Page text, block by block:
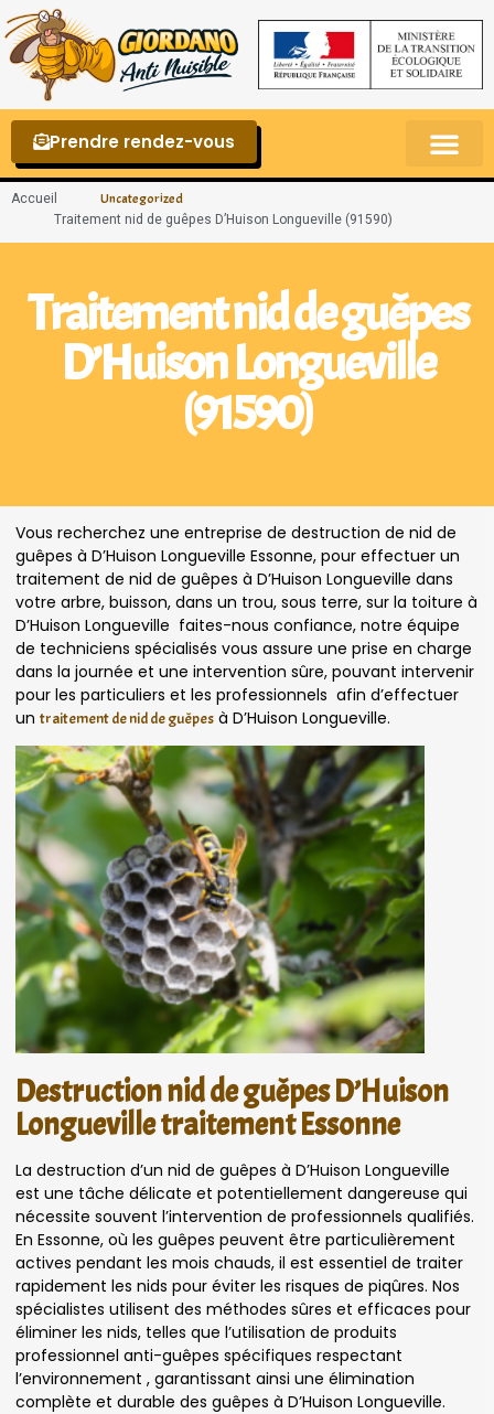
Prendre rendez-vous
Accueil Uncategorized
Traitement nid de guêpes D’Huison Longueville (91590)
Traitement nid de guêpes
D’Huison Longueville
(91590)
Vous recherchez une entreprise de destruction de nid de
guêpes à D’Huison Longueville Essonne, pour effectuer un
traitement de nid de guêpes à D’Huison Longueville dans
votre arbre, buisson, dans un trou, sous terre, sur la toiture à
D’Huison Longueville faites-nous confiance, notre équipe
de techniciens spécialisés vous assure une prise en charge
dans la journée et une intervention sûre, pouvant intervenir
pour les particuliers et les professionnels afin d’effectuer
un traitement de nid de guêpes à D’Huison Longueville.
Destruction nid de guêpes D’Huison
Longueville traitement Essonne
La destruction d’un nid de guêpes à D’Huison Longueville
est une tâche délicate et potentiellement dangereuse qui
nécessite souvent l’intervention de professionnels qualifiés.
En Essonne, où les guêpes peuvent être particulièrement
actives pendant les mois chauds, il est essentiel de traiter
rapidement les nids pour éviter les risques de piqûres. Nos
spécialistes utilisent des méthodes sûres et efficaces pour
éliminer les nids, telles que l’utilisation de produits
professionnel anti-guêpes spécifiques respectant
l’environnement , garantissant ainsi une élimination
complète et durable des guêpes à D’Huison Longueville.